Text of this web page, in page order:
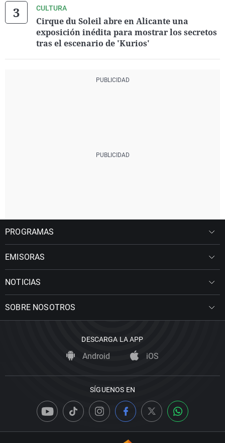
CULTURA
Cirque du Soleil abre en Alicante una
exposición inédita para mostrar los secretos
tras el escenario de 'Kurios'
PROGRAMAS
EMISORAS
NOTICIAS
SOBRE NOSOTROS
DESCARGA LA APP
Android iOS
SÍGUENOS EN